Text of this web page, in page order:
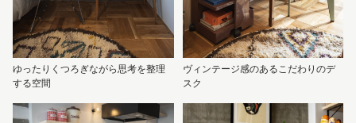
ゆったりくつろぎながら思考を整理
する空間
ヴィンテージ感のあるこだわりのデ
スク